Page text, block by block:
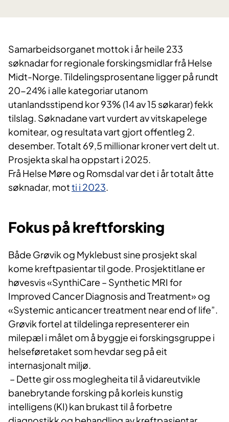
Samarbeidsorganet mottok i år heile 233
søknadar for regionale forskingsmidlar frå Helse
Midt-Norge. Tildelingsprosentane ligger på rundt
20-24% i alle kategoriar utanom
utanlandsstipend kor 93% (14 av 15 søkarar) fekk
tilslag. Søknadane vart vurdert av vitskapelege
komitear, og resultata vart gjort offentleg 2.
desember. Totalt 69,5 millionar kroner vert delt ut.
Prosjekta skal ha oppstart i 2025.
Frå Helse Møre og Romsdal var det i år totalt åtte
søknadar, motti i 2023.
Fokus på kreftforsking
Både Grøvik og Myklebust sine prosjekt skal
kome kreftpasientar til gode. Prosjektitlane er
høvesvis «SynthiCare – Synthetic MRI for
Improved Cancer Diagnosis and Treatment» og
«Systemic anticancer treatment near end of life”.
Grøvik fortel at tildelinga representerer ein
milepæl i målet om å byggje ei forskingsgruppe i
helseføretaket som hevdar seg på eit
internasjonalt miljø.
– Dette gir oss moglegheita til å vidareutvikle
banebrytande forsking på korleis kunstig
intelligens (KI) kan brukast til å forbetre